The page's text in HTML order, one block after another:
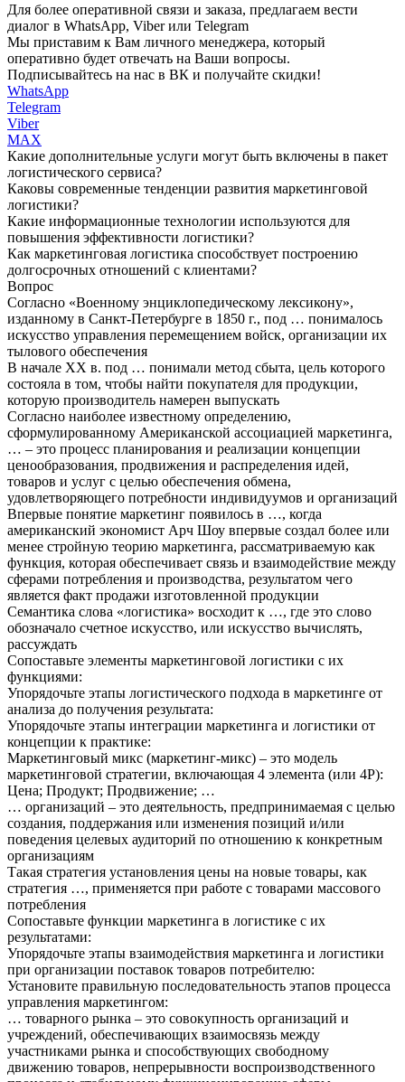
Для более оперативной связи и заказа, предлагаем вести
диалог в WhatsApp, Viber или Telegram
Мы приставим к Вам личного менеджера, который
оперативно будет отвечать на Ваши вопросы.
Подписывайтесь на нас в ВК и получайте скидки!
WhatsApp
Telegram
Viber
MAX
Какие дополнительные услуги могут быть включены в пакет
логистического сервиса?
Каковы современные тенденции развития маркетинговой
логистики?
Какие информационные технологии используются для
повышения эффективности логистики?
Как маркетинговая логистика способствует построению
долгосрочных отношений с клиентами?
Вопрос
Согласно «Военному энциклопедическому лексикону»,
изданному в Санкт-Петербурге в 1850 г., под … понималось
искусство управления перемещением войск, организации их
тылового обеспечения
В начале XX в. под … понимали метод сбыта, цель которого
состояла в том, чтобы найти покупателя для продукции,
которую производитель намерен выпускать
Согласно наиболее известному определению,
сформулированному Американской ассоциацией маркетинга,
… – это процесс планирования и реализации концепции
ценообразования, продвижения и распределения идей,
товаров и услуг с целью обеспечения обмена,
удовлетворяющего потребности индивидуумов и организаций
Впервые понятие маркетинг появилось в …, когда
американский экономист Арч Шоу впервые создал более или
менее стройную теорию маркетинга, рассматриваемую как
функция, которая обеспечивает связь и взаимодействие между
сферами потребления и производства, результатом чего
является факт продажи изготовленной продукции
Семантика слова «логистика» восходит к …, где это слово
обозначало счетное искусство, или искусство вычислять,
рассуждать
Сопоставьте элементы маркетинговой логистики с их
функциями:
Упорядочьте этапы логистического подхода в маркетинге от
анализа до получения результата:
Упорядочьте этапы интеграции маркетинга и логистики от
концепции к практике:
Маркетинговый микс (маркетинг-микс) – это модель
маркетинговой стратегии, включающая 4 элемента (или 4Р):
Цена; Продукт; Продвижение; …
… организаций – это деятельность, предпринимаемая с целью
создания, поддержания или изменения позиций и/или
поведения целевых аудиторий по отношению к конкретным
организациям
Такая стратегия установления цены на новые товары, как
стратегия …, применяется при работе с товарами массового
потребления
Сопоставьте функции маркетинга в логистике с их
результатами:
Упорядочьте этапы взаимодействия маркетинга и логистики
при организации поставок товаров потребителю:
Установите правильную последовательность этапов процесса
управления маркетингом:
… товарного рынка – это совокупность организаций и
учреждений, обеспечивающих взаимосвязь между
участниками рынка и способствующих свободному
движению товаров, непрерывности воспроизводственного